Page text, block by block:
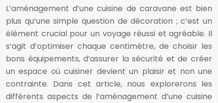
L’aménagement d’une cuisine de caravane est bien
plus qu’une simple question de décoration ; c’est un
élément crucial pour un voyage réussi et agréable. Il
s’agit d’optimiser chaque centimètre, de choisir les
bons équipements, d’assurer la sécurité et de créer
un espace où cuisiner devient un plaisir et non une
contrainte. Dans cet article, nous explorerons les
différents aspects de l’aménagement d’une cuisine